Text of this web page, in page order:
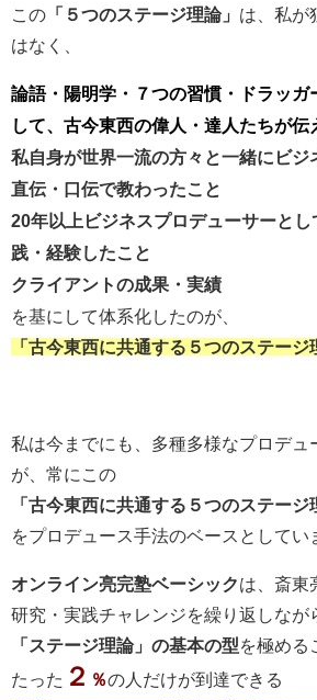
この 「５つのステージ理論」 は、私が
はなく、
論語・陽明学・７つの習慣・ドラッガ
して、 古今東西の偉人・達人たちが伝
私自身が世界一流の方々と一緒にビジ
直伝・口伝で教わったこと
20年以上ビジネスプロデューサーと
践・経験したこと
クライアントの成果・実績
を基にして体系化したのが、
「古今東西に共通する５つのステージ
私は今までにも、多種多様なプロデュ
が、常にこの
「古今東西に共通する５つのステージ
をプロデュース手法のベースとしてい
オンライン亮完塾ベーシックは、斎東
研究・実践チャレンジを繰り返しなが
「ステージ理論」の基本の型を極める
たった ２ ％の人だけが到達できる